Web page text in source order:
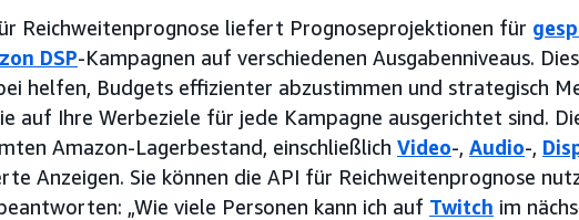
Reichweitenprognose liefert Prognoseprojektionen für
DSP-Kampagnen auf verschiedenen Ausgabenniveaus.
helfen, Budgets effizienter abzustimmen und strategisch
auf Ihre Werbeziele für jede Kampagne ausgerichtet sind.
Amazon-Lagerbestand, einschließlich Video-, Audio-,
Anzeigen. Sie können die API für Reichweitenprognose
„Wie viele Personen kann ich auf Twitch im